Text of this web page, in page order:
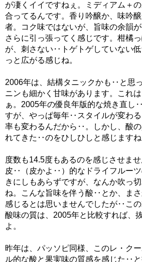
が凄くイイですねぇ。ミディアム＋
合ってるんです。香り吟醸か、味吟
者。コク味ではないが、旨味の余韻
さらに引っ張ってく感じです。柑橘
が、刺さない‥トゲトゲしていない
っと広がる感じね。
2006年は、結構タニックかも‥と思
ニンも細かく甘味があります。これ
ぁ。2005年の優良年版的な焼き直し
すが、やっぱ毎年‥スタイルが変わ
率も変わるんだから‥。しかし、酸
れてきた‥のをひしひしと感じますね
度数も14.5度もあるのを感じさせま
皮‥（皮かよ‥）的なドライフルー
きにしもあらずですが、なんか吹っ
ね。こんな旨味を伴う酸‥とか、ま
感じるとは思いませんでしたが‥こ
酸味の質は、2005年と比較すれば、
よ。
昨年は、パッソピ同様、このレ・ク
ル的な酸と果実味の質感を感じた‥と